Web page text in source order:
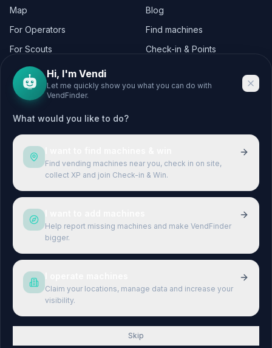
Map
For Operators
For Scouts
Blog
Find machines
Check-in & Points
CITIES
Berlin
Hamburg
München
Köln
Frankfurt
Stuttgart
Düsseldorf
Leipzig
Terms & Conditions
Hi, I'm Vendi
Let me quickly show you what you can do with
VendFinder.
What would you like to do?
Find vending machines near you, check in on site,
collect XP and join Check-in & Win.
Help report missing machines and make VendFinder
bigger.
Claim your locations, manage data and increase your
visibility.
Skip